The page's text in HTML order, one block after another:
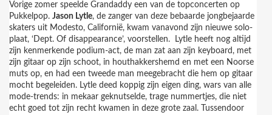
Vorige zomer speelde Grandaddy een van de topconcerten op
Pukkelpop. Jason Lytle, de zanger van deze bebaarde jongbejaarde
skaters uit Modesto, Californië, kwam vanavond zijn nieuwe solo-
plaat, ‘Dept. Of disappearance’, voorstellen.
Lytle heeft nog altijd
zijn kenmerkende podium-act, de man zat aan zijn keyboard, met
zijn gitaar op zijn schoot, in houthakkershemd en met een Noorse
muts op, en had een tweede man meegebracht die hem op gitaar
mocht begeleiden. Lytle deed koppig zijn eigen ding, wars van alle
mode-trends: in mekaar geknutselde, trage nummertjes, die niet
echt goed tot zijn recht kwamen in deze grote zaal. Tussendoor